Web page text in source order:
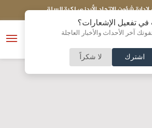
تفعيل الإشعارات؟
آخر الأحداث والأخبار العاجلة
اشترك لا شكراً
المنتخبات الوطنية تواصل انتصاراتها في
الشاطئية
فتح
رئيس التحرير
النسخة الكاملة